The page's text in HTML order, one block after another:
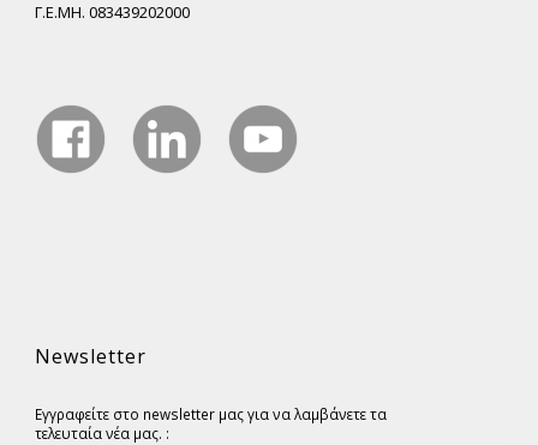
Γ.Ε.ΜΗ. 083439202000
Newsletter
Εγγραφείτε στο newsletter μας για να λαμβάνετε τα
τελευταία νέα μας. :